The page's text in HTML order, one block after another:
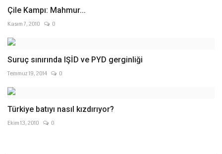
Çile Kampı: Mahmur...
Kasım 7, 2010 0
Suruç sınırında IŞİD ve PYD gerginliği
Temmuz 19, 2014 0
Türkiye batıyı nasıl kızdırıyor?
Ekim 13, 2010 0